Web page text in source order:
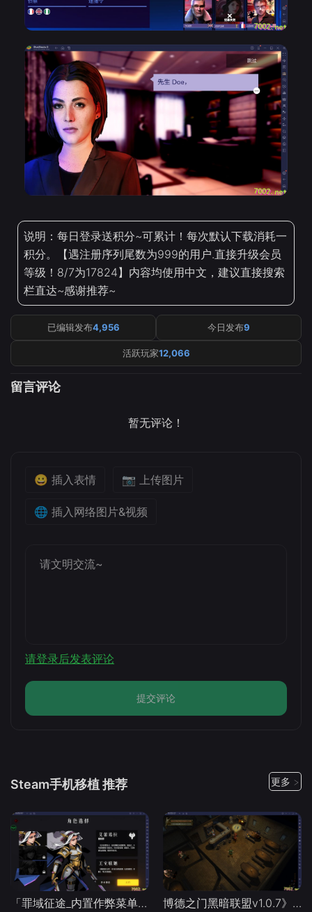
说明：每日登录送积分~可累计！每次默认下载消耗一
积分。【遇注册序列尾数为999的用户.直接升级会员
等级！8/7为17824】内容均使用中文，建议直接搜索
栏直达~感谢推荐~
已编辑发布4,956 今日发布9
活跃玩家12,066
留言评论
暂无评论！
😀 插入表情 📷 上传图片
🌐 插入网络图片&视频
请登录后发表评论
提交评论
Steam手机移植 推荐 更多 >
「罪域征途_内置作弊菜单」-手机移植版下载-.均亲测可玩 博德之门黑暗联盟v1.0.7》[完整版]Steam移植